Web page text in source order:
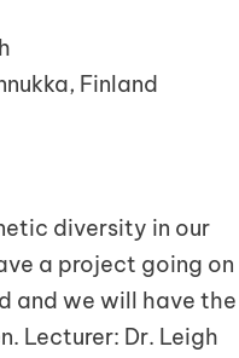
Finland
diversity in our
a project going on
and we will have the
Lecturer: Dr. Leigh